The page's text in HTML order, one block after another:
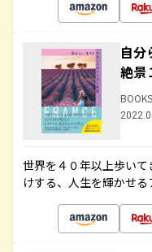
自分
絶景
世界を４０年以上歩い
けする、人生を輝かせ